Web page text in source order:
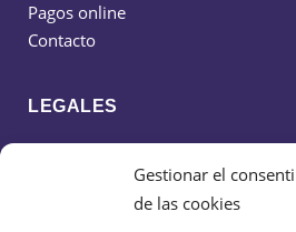
Gestionar el
de las cookies
Pagos online
Contacto
LEGALES